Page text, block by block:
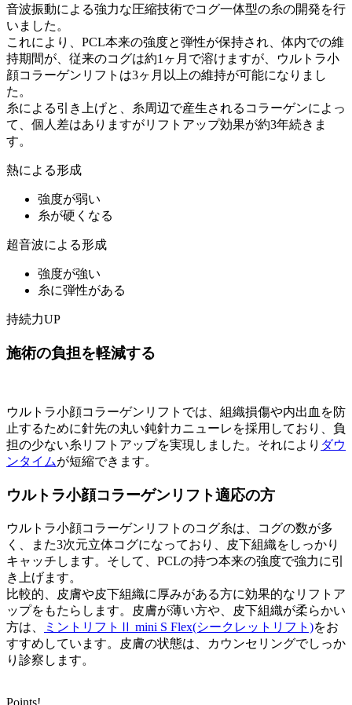
音波振動による強力な圧縮技術でコグ一体型の糸の開発を行
いました。
これにより、PCL本来の強度と弾性が保持され、体内での維
持期間が、従来のコグは約1ヶ月で溶けますが、ウルトラ小
顔コラーゲンリフトは3ヶ月以上の維持が可能になりまし
た。
糸による引き上げと、糸周辺で産生されるコラーゲンによっ
て、個人差はありますがリフトアップ効果が約3年続きま
す。
熱による形成
強度が弱い
糸が硬くなる
超音波による形成
強度が強い
糸に弾性がある
持続力UP
施術の負担を軽減する
ウルトラ小顔コラーゲンリフトでは、組織損傷や内出血を防
止するために針先の丸い鈍針カニューレを採用しており、負
担の少ない糸リフトアップを実現しました。それにより ダウ
ンタイムが短縮できます。
ウルトラ小顔コラーゲンリフト適応の方
ウルトラ小顔コラーゲンリフトのコグ糸は、コグの数が多
く、また3次元立体コグになっており、皮下組織をしっかり
キャッチします。そして、PCLの持つ本来の強度で強力に引
き上げます。
比較的、皮膚や皮下組織に厚みがある方に効果的なリフトア
ップをもたらします。皮膚が薄い方や、皮下組織が柔らかい
方は、
ミントリフトⅡ mini S Flex(シークレットリフト)をお
すすめしています。皮膚の状態は、カウンセリングでしっか
り診察します。
Points!